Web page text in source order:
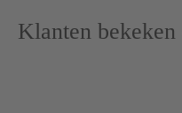
Klanten bekeken